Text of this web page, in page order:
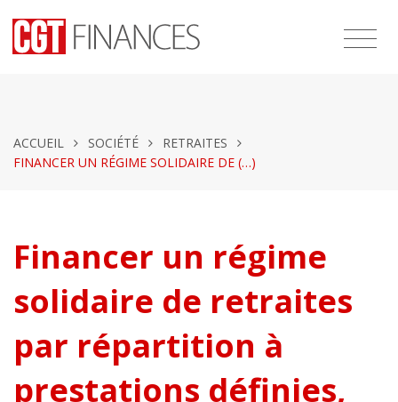
ACCUEIL SOCIÉTÉ
RETRAITES
FINANCER UN RÉGIME SOLIDAIRE DE (…)
Financer un régime
solidaire de retraites
par répartition à
prestations définies,